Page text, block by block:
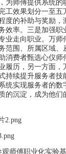
为师傅提供系统的
工效果划分一至五
度的补助与奖励，
效率。三是加强职
业走向职业。万师
范围、所属区域、
消费者甄选心仪师
履历，另一方面，
持续提升服务者技
统实现服务者的数
的沉淀，成为他们
师傅职业化实验基